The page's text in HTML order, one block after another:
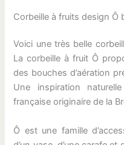
Corbeille à fruits design Ô
Voici une très belle
La corbeille à fruit Ô
des bouches d’aération
Une inspiration
française originaire de la
Ô est une famille